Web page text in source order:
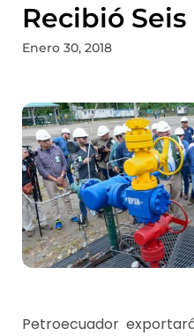
Recibió
Enero 30, 2018
Petroecuador